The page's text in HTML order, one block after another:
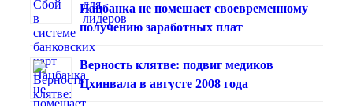
Нацбанка не помешает своевременному
получению заработных плат
Верность клятве: подвиг медиков
Цхинвала в августе 2008 года